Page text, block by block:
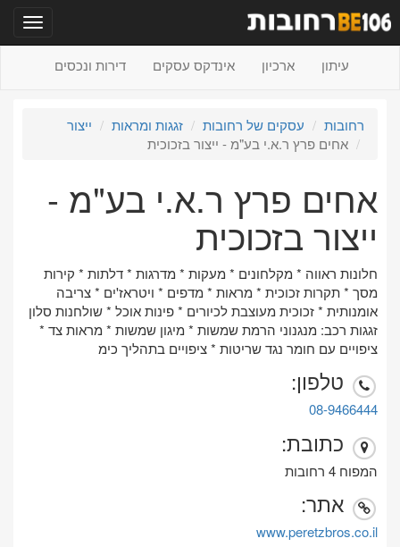
עיתון ארכיון אינדקס עסקים דירות ונכסים
רחובות עסקים של רחובות זגגות ומראות
ייצור
אחים פרץ ר.א.י בע"מ - ייצור בזכוכית
אחים פרץ ר.א.י בע"מ -
ייצור בזכוכית
חלונות ראווה * מקלחונים * מעקות * מדרגות * דלתות * קירות
מסך * תקרות זכוכית * מראות * מדפים * ויטראז'ים * צריבה
אומנותית * זכוכית מעוצבת לכיורים * פינות אוכל * שולחנות סלון
זגגות רכב: מנגנוני הרמת שמשות * מיגון שמשות * מראות צד *
ציפויים עם חומר נגד שריטות * ציפויים בתהליך כימ
טלפון:
08-9466444
כתובת:
המפוח 4 רחובות
אתר:
www.peretzbros.co.il